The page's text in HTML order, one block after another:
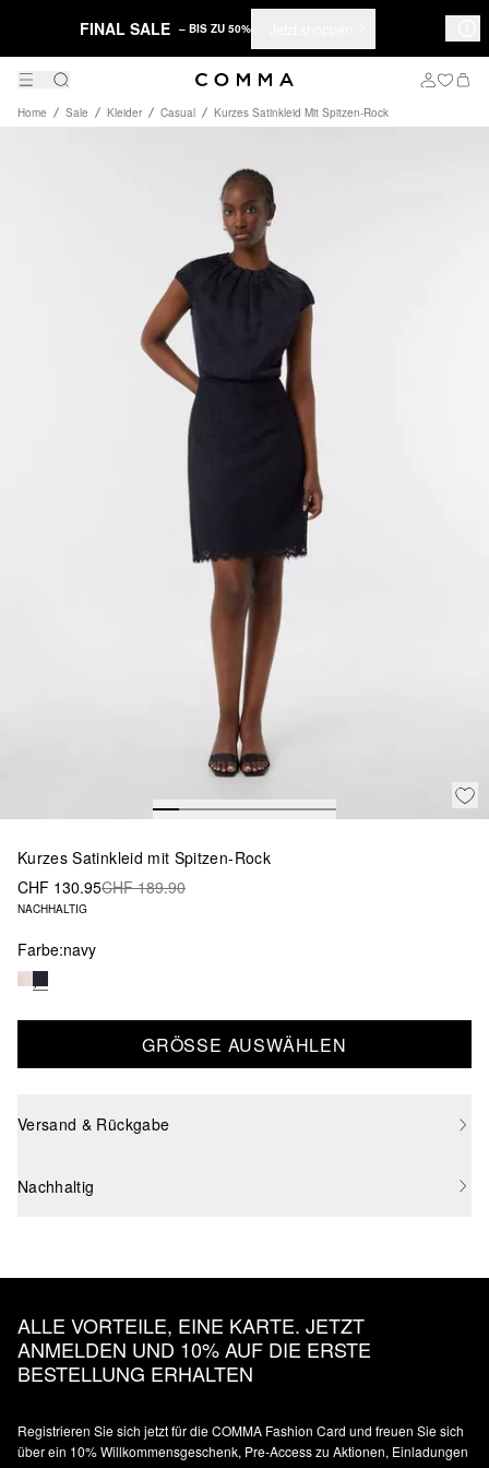
FINAL SALE – BIS ZU 50%
Home Sale Kleider Casual Kurzes Satinkleid Mit Spitzen-Rock
Kurzes Satinkleid mit Spitzen-Rock
CHF 130.95CHF 189.90
NACHHALTIG
Farbe:navy
GRÖSSE AUSWÄHLEN
Versand & Rückgabe
Nachhaltig
ALLE VORTEILE, EINE KARTE. JETZT
ANMELDEN UND 10% AUF DIE ERSTE
BESTELLUNG ERHALTEN
Registrieren Sie sich jetzt für die COMMA Fashion Card und freuen Sie sich
über ein 10% Willkommensgeschenk, Pre-Access zu Aktionen, Einladungen